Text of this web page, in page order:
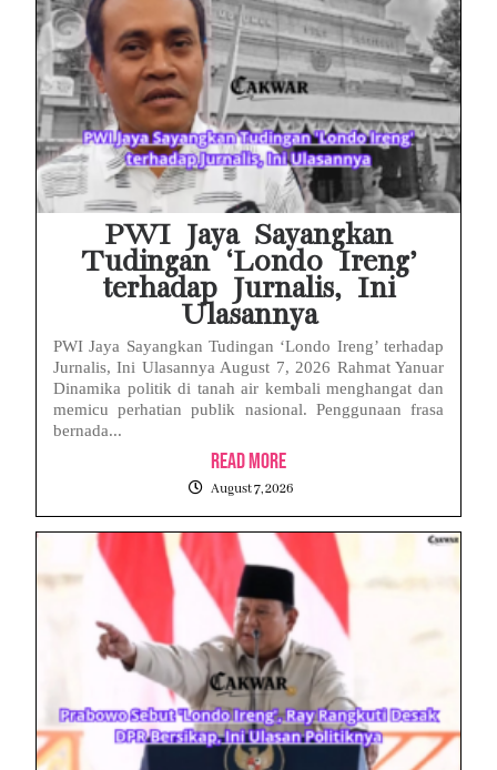
PWI Jaya Sayangkan
Tudingan ‘Londo Ireng’
terhadap Jurnalis, Ini
Ulasannya
PWI Jaya Sayangkan Tudingan ‘Londo Ireng’ terhadap
Jurnalis, Ini Ulasannya August 7, 2026 Rahmat Yanuar
Dinamika politik di tanah air kembali menghangat dan
memicu perhatian publik nasional. Penggunaan frasa
bernada...
Read More
August 7, 2026